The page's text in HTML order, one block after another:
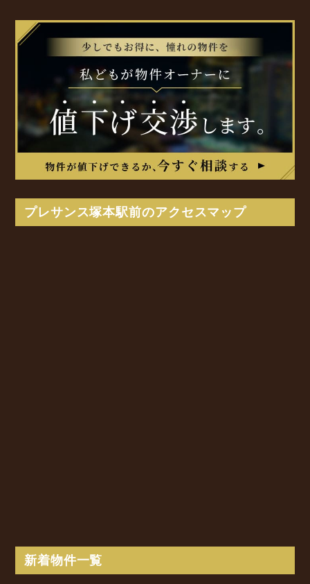
プレサンス塚本駅前のアクセスマップ
新着物件一覧